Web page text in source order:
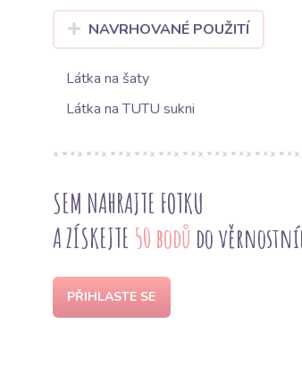
NAVRHOVANÉ POUŽITÍ
Látka na šaty
Látka na TUTU sukni
SEM NAHRAJTE FOTKU
A ZÍSKEJTE 50 bodů do
PŘIHLASTE SE